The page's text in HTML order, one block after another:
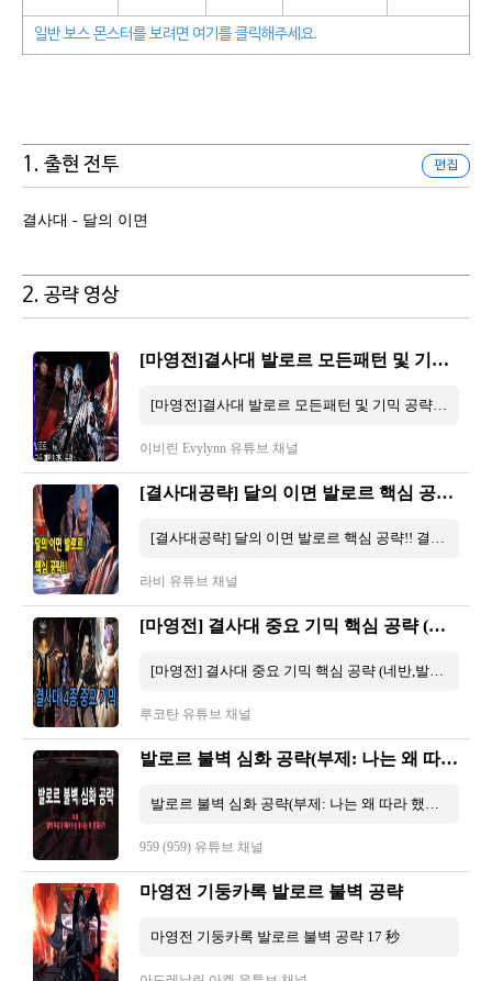
일반 보스 몬스터를 보려면 여기를 클릭해주세요.
1. 출현 전투 편집
결사대 - 달의 이면
2. 공략 영상
[마영전]결사대 발로르 모든패턴 및 기믹 공략
[마영전]결사대 발로르 모든패턴 및 기믹 공략 9 分 44 秒
이비린 Evylynn 유튜브 채널
[결사대공략] 달의 이면 발로르 핵심 공략!! 결사대 고수가 되어보자!!
[결사대공략] 달의 이면 발로르 핵심 공략!! 결사대 고수가 되어보자!! 8 分 56 秒
라비 유튜브 채널
[마영전] 결사대 중요 기믹 핵심 공략 (네반,발로르,브리지트,라우라)
[마영전] 결사대 중요 기믹 핵심 공략 (네반,발로르,브리지트,라우라) 9 分 32 秒
루코탄 유튜브 채널
발로르 불벽 심화 공략(부제: 나는 왜 따라 했는데 안되는가)
발로르 불벽 심화 공략(부제: 나는 왜 따라 했는데 안되는가) 33 秒
959 (959) 유튜브 채널
마영전 기둥카록 발로르 불벽 공략
마영전 기둥카록 발로르 불벽 공략 17 秒